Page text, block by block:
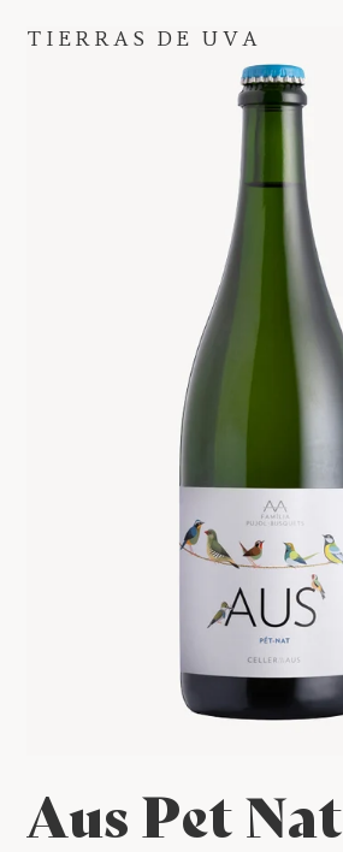
directamente
TIERRAS DE UVA
Aus Pet Nat